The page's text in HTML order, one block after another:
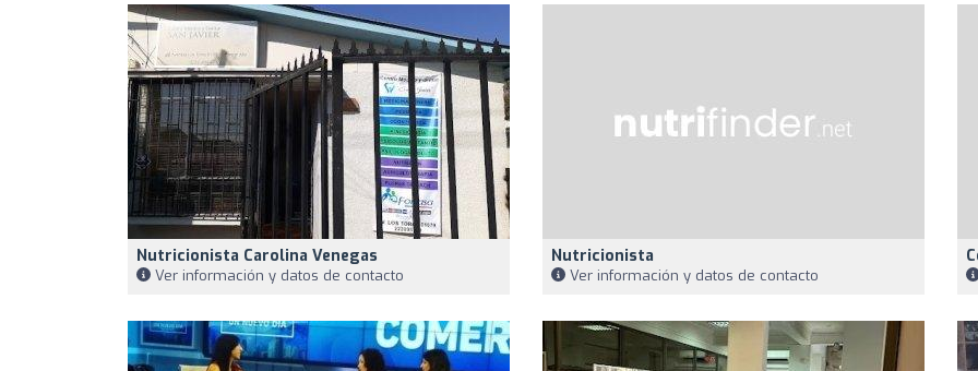
Nutricionista Carolina Venegas
Ver información y datos de contacto
Nutricionista
Ver información y datos de contacto